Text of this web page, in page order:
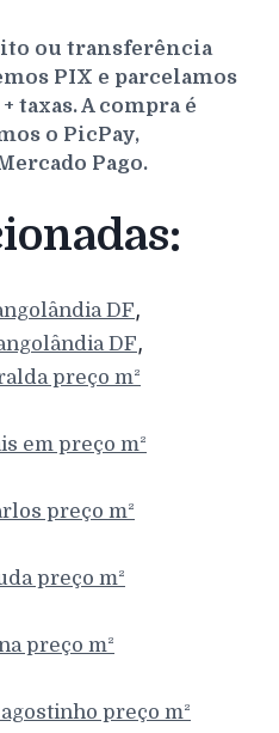
ou transferência
PIX e parcelamos
taxas. A compra é
o PicPay,
Pago.
DF,
DF,
preço m²
em preço m²
preço m²
preço m²
preço m²
preço m²